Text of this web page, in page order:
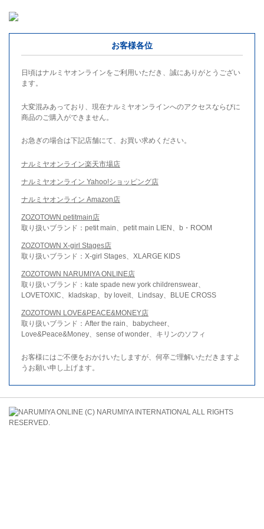
お客様各位
日頃はナルミヤオンラインをご利用いただき、誠にありがとうござい
ます。
大変混みあっており、現在ナルミヤオンラインへのアクセスならびに
商品のご購入ができません。
お急ぎの場合は下記店舗にて、お買い求めください。
ナルミヤオンライン楽天市場店
ナルミヤオンライン Yahoo!ショッピング店
ナルミヤオンライン Amazon店
ZOZOTOWN petitmain店
取り扱いブランド：petit main、petit main LIEN、b・ROOM
ZOZOTOWN X-girl Stages店
取り扱いブランド：X-girl Stages、XLARGE KIDS
ZOZOTOWN NARUMIYA ONLINE店
取り扱いブランド：kate spade new york childrenswear、
LOVETOXIC、kladskap、by loveit、Lindsay、BLUE CROSS
ZOZOTOWN LOVE&PEACE&MONEY店
取り扱いブランド：After the rain、babycheer、
Love&Peace&Money、sense of wonder、キリンのソフィ
お客様にはご不便をおかけいたしますが、何卒ご理解いただきますよ
うお願い申し上げます。